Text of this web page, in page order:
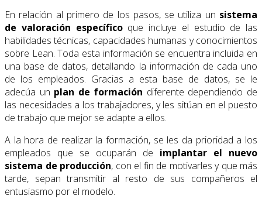
En relación al primero de los pasos, se utiliza un sistema
de valoración específicoque incluye el estudio de las
habilidades técnicas, capacidades humanas y conocimientos
sobre Lean. Toda esta información se encuentra incluida en
una base de datos, detallando la información de cada uno
de los empleados. Gracias a esta base de datos, se le
adecúa un plan de formación diferente dependiendo de
las necesidades a los trabajadores, y les sitúan en el puesto
de trabajo que mejor se adapte a ellos.
A la hora de realizar la formación, se les da prioridad a los
empleados que se ocuparán de implantar el nuevo
sistema de producción, con el fin de motivarles y que más
tarde, sepan transmitir al resto de sus compañeros el
entusiasmo por el modelo.